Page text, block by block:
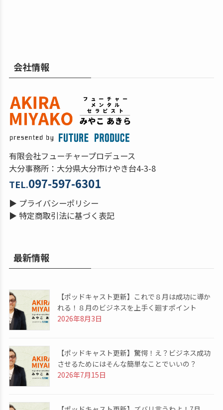
会社情報
有限会社フューチャープロデュース
大分事務所：大分県大分市けやき台4-3-8
TEL.097-597-6301
▶ プライバシーポリシー
▶ 特定商取引法に基づく表記
最新情報
【ポッドキャスト更新】これで８月は成功に導か
れる！８月のビジネスを上手く廻すポイント
2026年8月3日
【ポッドキャスト更新】驚愕！え？ビジネス成功
させるためにはそんな簡単なことでいいの？
2026年7月15日